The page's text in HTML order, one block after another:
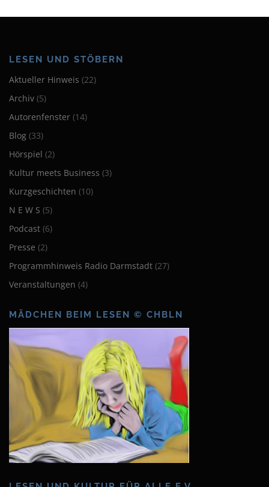
LESEN UND STÖBERN
Aktueller Hinweis (22)
Archiv (5)
Autorenfenster (14)
Blog (33)
Hörspiel (2)
Kultur meets Business (3)
Kurzgeschichten (10)
N E W S (5)
Podcast (6)
Presse (2)
Programmhinweis Radio Darmstadt (27)
Veranstaltungen (4)
MÄDCHEN BEIM LESEN © CHBLN